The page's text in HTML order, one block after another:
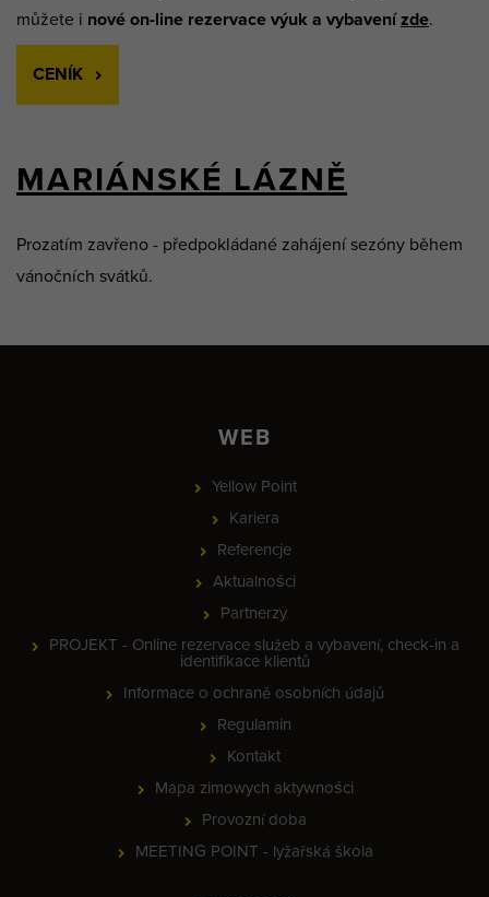
můžete i nové on-line rezervace výuk a vybavenízde.
CENÍK
MARIÁNSKÉ LÁZNĚ
Prozatím zavřeno - předpokládané zahájení sezóny během
vánočních svátků.
WEB
Yellow Point
Kariera
Referencje
Aktualności
Partnerzy
PROJEKT - Online rezervace služeb a vybavení, check-in a
identifikace klientů
Informace o ochraně osobních údajů
Regulamin
Kontakt
Mapa zimowych aktywności
Provozní doba
MEETING POINT - lyžařská škola